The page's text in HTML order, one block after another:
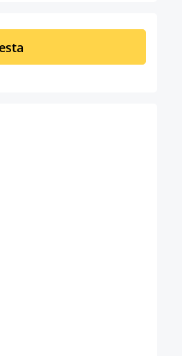
cantidad deseada o